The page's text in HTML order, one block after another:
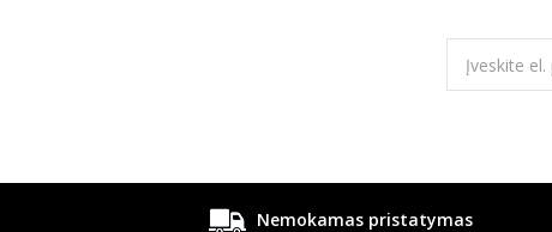
Nemokamas pristatymas